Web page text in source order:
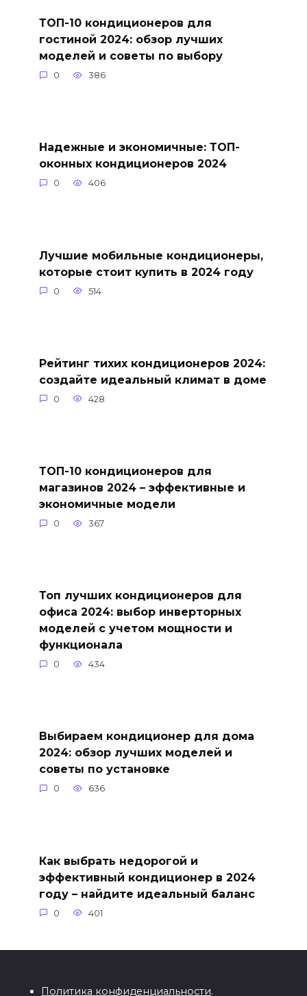
ТОП-10 кондиционеров для
гостиной 2024: обзор лучших
моделей и советы по выбору
0 386
Надежные и экономичные: ТОП-
оконных кондиционеров 2024
0 406
Лучшие мобильные кондиционеры,
которые стоит купить в 2024 году
0 514
Рейтинг тихих кондиционеров 2024:
создайте идеальный климат в доме
0 428
ТОП-10 кондиционеров для
магазинов 2024 – эффективные и
экономичные модели
0 367
Топ лучших кондиционеров для
офиса 2024: выбор инверторных
моделей с учетом мощности и
функционала
0 434
Выбираем кондиционер для дома
2024: обзор лучших моделей и
советы по установке
0 636
Как выбрать недорогой и
эффективный кондиционер в 2024
году – найдите идеальный баланс
0 401
Политика конфиденциальности.